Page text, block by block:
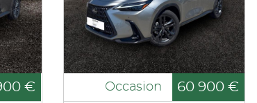
€ Occasion 60 900 €